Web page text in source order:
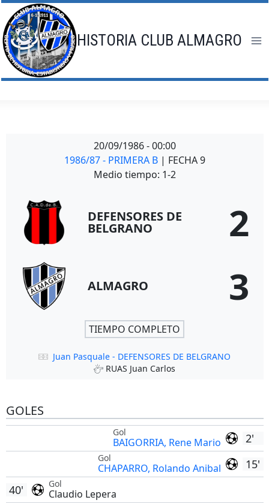
Saltar
al
contenido
HISTORIA CLUB ALMAGRO
20/09/1986 - 00:00
1986/87 - PRIMERA B | FECHA 9
Medio tiempo: 1-2
DEFENSORES DE
BELGRANO 2
ALMAGRO 3
TIEMPO COMPLETO
Juan Pasquale - DEFENSORES DE BELGRANO
RUAS Juan Carlos
GOLES
2'
Gol
BAIGORRIA, Rene Mario
15'
Gol
CHAPARRO, Rolando Anibal
Gol
Claudio Lepera
40'